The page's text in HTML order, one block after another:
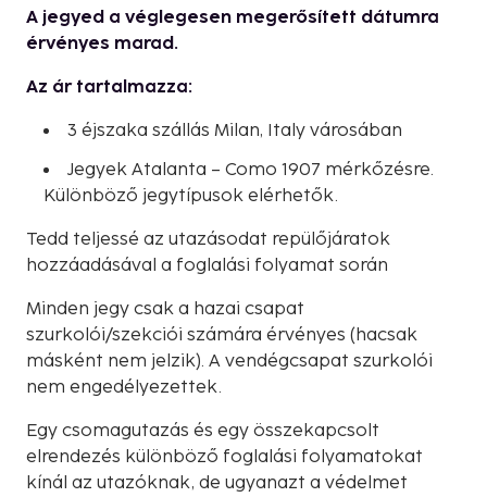
A jegyed a véglegesen megerősített dátumra
érvényes marad.
Az ár tartalmazza:
3 éjszaka szállás Milan, Italy városában
Jegyek Atalanta – Como 1907 mérkőzésre.
Különböző jegytípusok elérhetők.
Tedd teljessé az utazásodat repülőjáratok
hozzáadásával a foglalási folyamat során
Minden jegy csak a hazai csapat
szurkolói/szekciói számára érvényes (hacsak
másként nem jelzik). A vendégcsapat szurkolói
nem engedélyezettek.
Egy csomagutazás és egy összekapcsolt
elrendezés különböző foglalási folyamatokat
kínál az utazóknak, de ugyanazt a védelmet